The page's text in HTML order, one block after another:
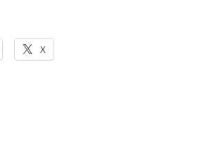
X